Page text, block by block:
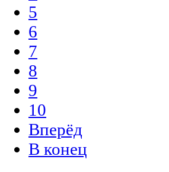
5
6
7
8
9
10
Вперёд
В конец